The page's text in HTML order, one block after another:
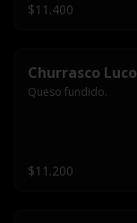
$11.400
Churrasco Luco
Queso fundido.
$11.200